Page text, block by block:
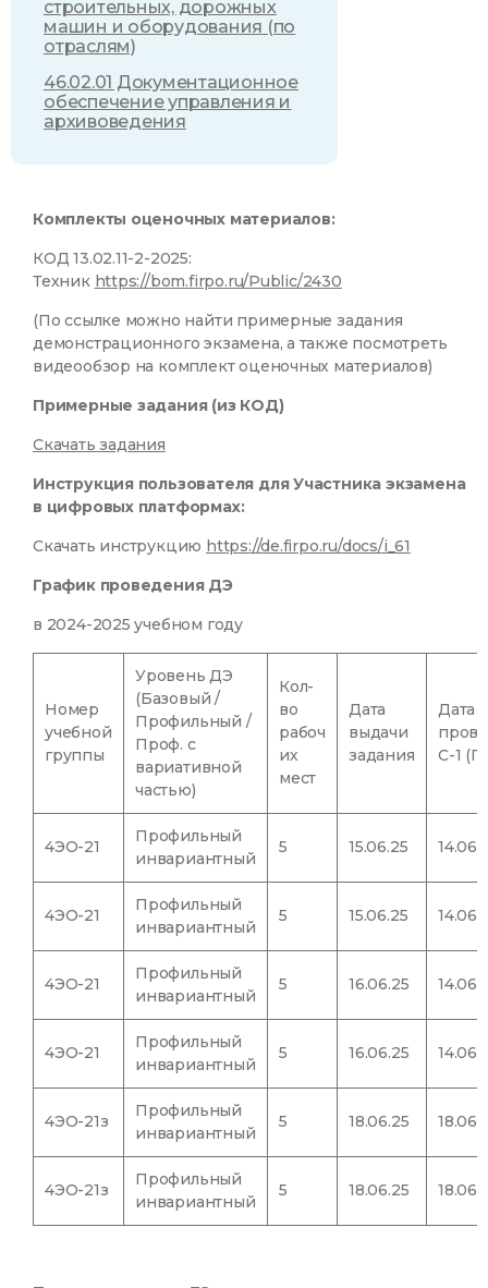
строительных, дорожных
машин и оборудования (по
отраслям)
46.02.01 Документационное
обеспечение управления и
архивоведения
Комплекты оценочных материалов:
КОД 13.02.11-2-2025:
Техник https://bom.firpo.ru/Public/2430
(По ссылке можно найти примерные задания
демонстрационного экзамена, а также посмотреть
видеообзор на комплект оценочных материалов)
Примерные задания (из КОД)
Скачать задания
Инструкция пользователя для Участника экзамена
в цифровых платформах:
Скачать инструкцию https://de.firpo.ru/docs/i_61
График проведения ДЭ
в 2024-2025 учебном году
Номер
учебной
группы
Уровень ДЭ
(Базовый /
Профильный /
Проф. с
вариативной
частью)
Кол-
во
рабоч
их
мест
Дата
выдачи
задания
Дата
С-1
4ЭО-21
Профильный
инвариантный
5 15.06.25
4ЭО-21
Профильный
инвариантный
5 15.06.25
4ЭО-21
Профильный
инвариантный
5 16.06.25
4ЭО-21
Профильный
инвариантный
5 16.06.25
4ЭО-21з
Профильный
инвариантный
5 18.06.25
4ЭО-21з
Профильный
инвариантный
5 18.06.25